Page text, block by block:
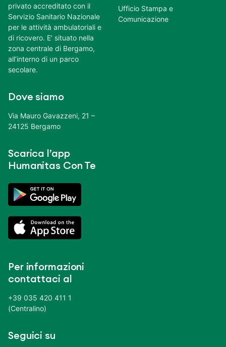
privato accreditato con il
Servizio Sanitario Nazionale
per le attività ambulatoriali e
di ricovero. E’ situato nella
zona centrale di Bergamo,
all’interno di un parco
secolare.
Dove siamo
Via Mauro Gavazzeni, 21 –
24125 Bergamo
Scarica l’app
Humanitas Con Te
Per informazioni
contattaci al
+39 035 420 411 1
(Centralino)
Seguici su
Ufficio Stampa e
Comunicazione